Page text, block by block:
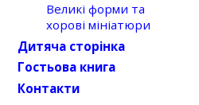
Великі форми та
хорові мініатюри
Дитяча сторінка
Гостьова книга
Контакти